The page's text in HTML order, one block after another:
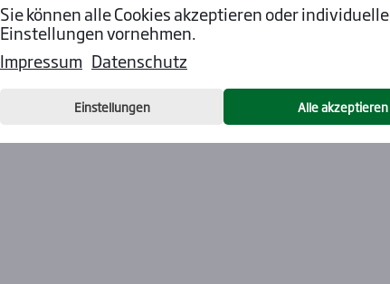
Sie können alle Cookies akzeptieren oder individuelle
Einstellungen vornehmen.
Impressum Datenschutz
Einstellungen Alle akzeptieren